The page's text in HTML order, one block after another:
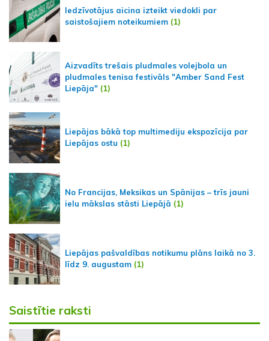
Iedzīvotājus aicina izteikt viedokli par
saistošajiem noteikumiem (1)
Aizvadīts trešais pludmales volejbola un
pludmales tenisa festivāls "Amber Sand Fest
Liepāja" (1)
Liepājas bākā top multimediju ekspozīcija par
Liepājas ostu (1)
No Francijas, Meksikas un Spānijas – trīs jauni
ielu mākslas stāsti Liepājā (1)
Liepājas pašvaldības notikumu plāns laikā no 3.
līdz 9. augustam (1)
Saistītie raksti